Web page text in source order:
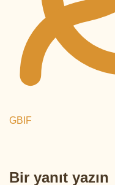
GBIF
Bir yanıt yazın